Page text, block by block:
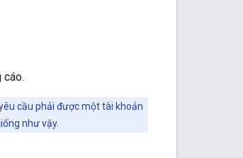
cáo.
cầu phải được một tài khoản
như vậy.